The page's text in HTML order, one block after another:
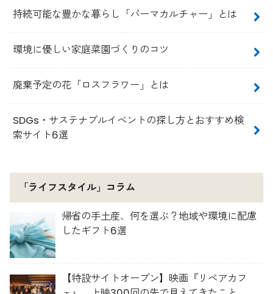
持続可能な豊かな暮らし「パーマカルチャー」とは
環境に優しい家庭菜園づくりのコツ
廃棄予定の花「ロスフラワー」とは
SDGs・サステナブルイベントの探し方とおすすめ検
索サイト6選
「ライフスタイル」コラム
帰省の手土産、何を選ぶ？地域や環境に配慮
したギフト6選
【特設サイトオープン】映画『リペアカフ